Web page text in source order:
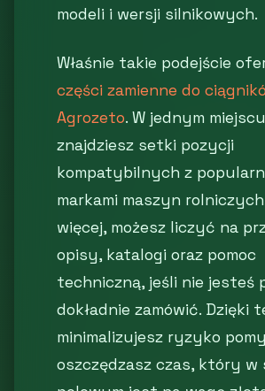
modeli i wersji silnikowych.
Właśnie takie podejście
części zamienne do
Agrozeto. W jednym miejscu
znajdziesz setki pozycji
kompatybilnych z
markami maszyn
więcej, możesz liczyć na
opisy, katalogi oraz pomoc
techniczną, jeśli nie jesteś
dokładnie zamówić. Dzięki
minimalizujesz ryzyko
oszczędzasz czas, który w